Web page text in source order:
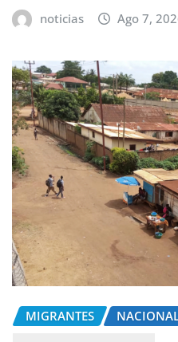
noticias Ago 7,
MIGRANTES